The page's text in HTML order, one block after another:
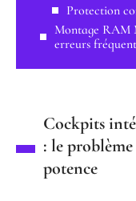
Protection
Montage RAM
erreurs
Cockpits
: le
potence